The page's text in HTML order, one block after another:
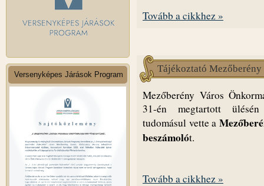
Versenyképes Járások Program
Tovább a cikkhez »
Tájékoztató
Mezőberény Város
31-én megtartott
tudomásul vette a
beszámolót.
Tovább a cikkhez »